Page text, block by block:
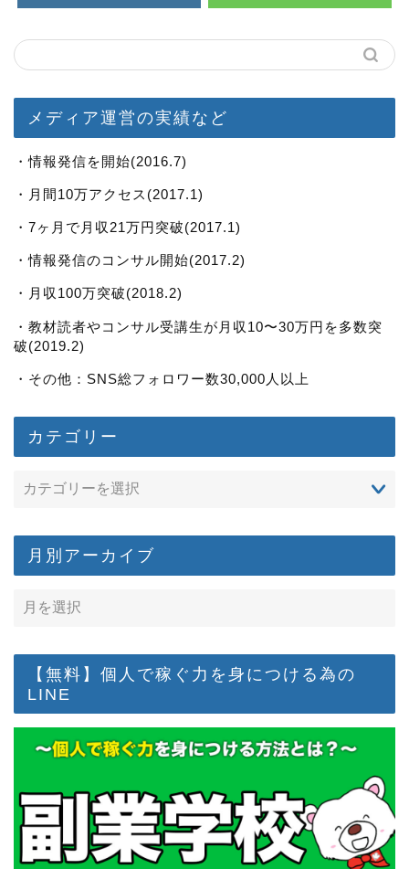
メディア運営の実績など
・情報発信を開始(2016.7)
・月間10万アクセス(2017.1)
・7ヶ月で月収21万円突破(2017.1)
・情報発信のコンサル開始(2017.2)
・月収100万突破(2018.2)
・教材読者やコンサル受講生が月収10〜30万円を多数突
破(2019.2)
・その他：SNS総フォロワー数30,000人以上
カテゴリー
月別アーカイブ
【無料】個人で稼ぐ力を身につける為の
LINE